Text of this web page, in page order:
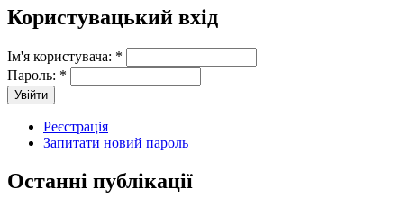
Користувацький вхід
Ім'я користувача: *
Пароль: *
Реєстрація
Запитати новий пароль
Останні публікації